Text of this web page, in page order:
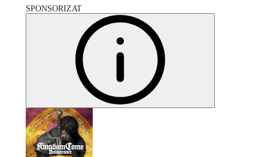
SPONSORIZAT